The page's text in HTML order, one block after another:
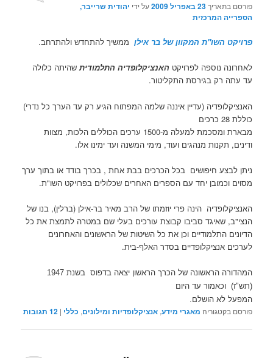
פורסם בתאריך23 באפריל 2009 על ידי יהודית שרייבר,
הספרייה המרכזית
פרויקט השו"ת המקוון של בר אילן ממשיך להתחדש ולהתרחב.
לאחרונה נוספה לפרויקט האנציקלופדיה התלמודיתשהיתה כלולה
עד עתה רק בגירסת התקליטור.
האנציקלופדיה (עדיין איננה שלמה המפתוח הגיע רק עד הערך כל נדרי)
כוללת 28 כרכים
מבארת ומסכמת למעלה מ-1500 ערכים הכוללים הלכות, מצוות
ודינים, תקנות מנהגים ועוד, מימי המשנה ועד ימינו אלו.
ניתן לבצע חיפושים בכל הכרכים בבת אחת , בכרך בודד או בתוך ערך
מסוים וכמובן יחד עם הספרים האחרים שכלולים בפרויקט השו"ת.
האנציקלופדיה הינה פרי יוזמתו של הרב מאיר בר-אילן (ברלין), בנו של
הנצי"ב, שאיגד סביבו קבוצת עורכים בעלי שם במטרה לתמצת את כל
הדיונים התלמודיים וכן את כל השיטות של הראשונים והאחרונים
לערכים אנציקלופדיים בסדר האלף-בית.
המהדורה הראשונה של הכרך הראשון יצאה בדפוס
בשנת 1947
(תש"ז) וכאמור עד היום
המפעל לא הושלם.
פורסם בקטגוריה מאגרי מידע,אנציקלופדיות ומילונים, כללי |
12 תגובות